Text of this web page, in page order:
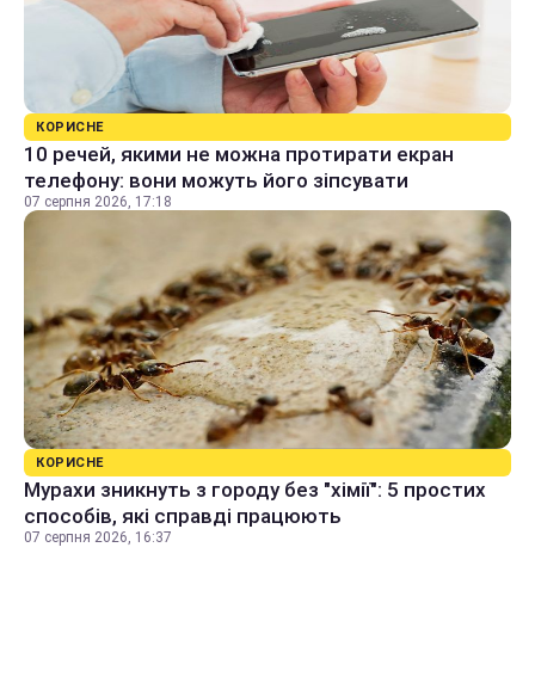
КОРИСНЕ
10 речей, якими не можна протирати екран
телефону: вони можуть його зіпсувати
07 серпня 2026, 17:18
КОРИСНЕ
Мурахи зникнуть з городу без "хімії": 5 простих
способів, які справді працюють
07 серпня 2026, 16:37